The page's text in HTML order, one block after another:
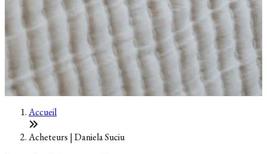
Accueil
Acheteurs | Daniela Suciu